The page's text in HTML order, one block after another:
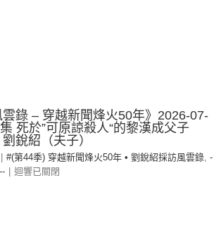
雲錄 – 穿越新聞烽火50年》2026-07-
死於”可原諒殺人“的黎漢成父子
銳紹（夫子）
#(第44季) 穿越新聞烽火50年 • 劉銳紹採訪風雲錄, -
迴響已關閉